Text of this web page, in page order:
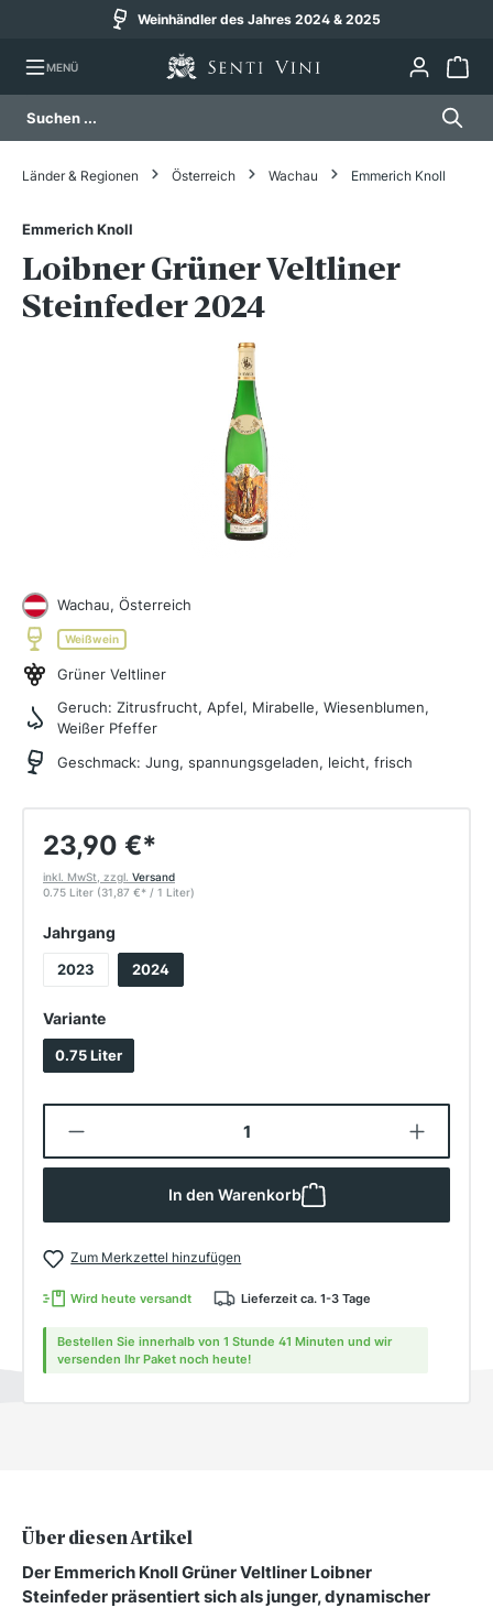
Weinhändler des Jahres 2024 & 2025
MENÜ
Bildergalerie überspringen
Länder & Regionen Österreich Wachau Emmerich Knoll
Emmerich Knoll
Loibner Grüner Veltliner
Steinfeder 2024
Wachau, Österreich
Weißwein
Grüner Veltliner
Geruch: Zitrusfrucht, Apfel, Mirabelle, Wiesenblumen,
Weißer Pfeffer
Geschmack: Jung, spannungsgeladen, leicht, frisch
23,90 €*
inkl. MwSt, zzgl. Versand
0.75 Liter (31,87 €* / 1 Liter)
Jahrgang
2023 2024
Varianteauswählen
0.75 Liter
Produkt Anzahl: Gib den
In den Warenkorb
Zum Merkzettel hinzufügen
Wird heute versandt Lieferzeit ca. 1-3 Tage
Bestellen Sie innerhalb von 1 Stunde 41 Minuten und wir
versenden Ihr Paket noch heute!
Über diesen Artikel
Der Emmerich Knoll Grüner Veltliner Loibner
Steinfeder präsentiert sich als junger, dynamischer